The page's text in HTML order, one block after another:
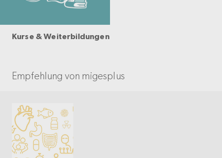
Kurse & Weiterbildungen
Empfehlung von migesplus